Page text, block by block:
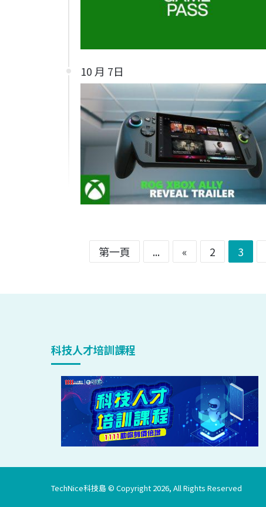
10 月 7日
第一頁 ... « 2 3
科技人才培訓課程
TechNice科技島 © Copyright 2026, All Rights Reserved